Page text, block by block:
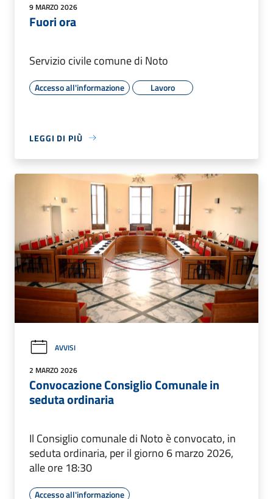
9 MARZO 2026
Fuori ora
Servizio civile comune di Noto
Accesso all'informazione Lavoro
LEGGI DI PIÙ
AVVISI
2 MARZO 2026
Convocazione Consiglio Comunale in
seduta ordinaria
Il Consiglio comunale di Noto è convocato, in
seduta ordinaria, per il giorno 6 marzo 2026,
alle ore 18:30
Accesso all'informazione